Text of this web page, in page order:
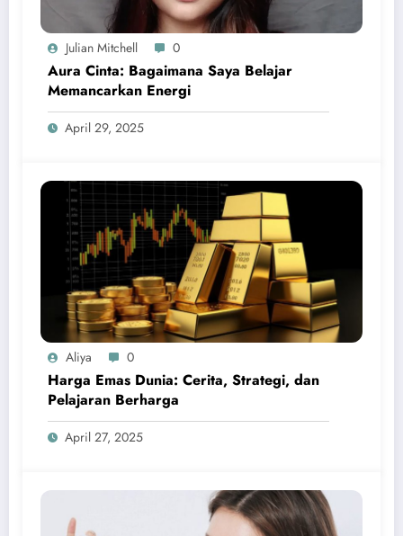
Julian Mitchell 0
Aura Cinta: Bagaimana Saya Belajar
Memancarkan Energi
April 29, 2025
Aliya 0
Harga Emas Dunia: Cerita, Strategi, dan
Pelajaran Berharga
April 27, 2025